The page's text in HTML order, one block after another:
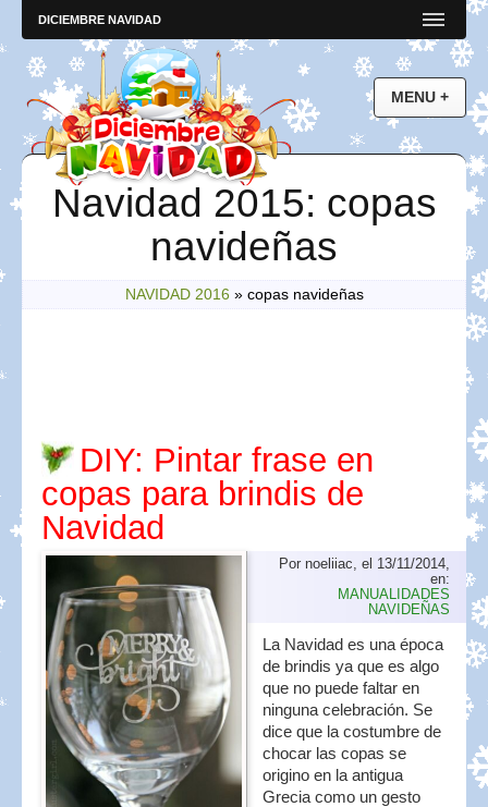
DICIEMBRE NAVIDAD
Navidad 2015: copas
navideñas
NAVIDAD 2016 » copas navideñas
DIY: Pintar frase en
copas para brindis de
Navidad
Por noeliiac, el 13/11/2014,
en:
MANUALIDADES
NAVIDEÑAS
La Navidad es una época
de brindis ya que es algo
que no puede faltar en
ninguna celebración. Se
dice que la costumbre de
chocar las copas se
origino en la antigua
Grecia como un gesto